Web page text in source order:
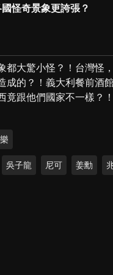
怪奇景象更誇張？
大驚小怪？！台灣怪
的？！義大利餐前酒
竟跟他們國家不一樣？！
吳子龍 尼可 姜勳